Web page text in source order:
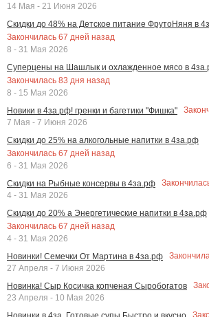
14 Мая - 21 Июня 2026
Скидки до 48% на Детское питание ФрутоНяня в
Закончилась 67 дней назад
8 - 31 Мая 2026
Суперцены на Шашлык и охлажденное мясо в
Закончилась 83 дня назад
8 - 15 Мая 2026
Новики в 4за.рф! гренки и багетики "Фишка"
7 Мая - 7 Июня 2026
Скидки до 25% на алкогольные напитки в 4за.рф
Закончилась 67 дней назад
6 - 31 Мая 2026
Скидки на Рыбные консервы в 4за.рф
4 - 31 Мая 2026
Скидки до 20% а Энергетические напитки в 4за.рф
Закончилась 67 дней назад
4 - 31 Мая 2026
Новинки! Семечки От Мартина в 4за.рф
27 Апреля - 7 Июня 2026
Новинка! Сыр Косичка копченая Сыробогатов
23 Апреля - 10 Мая 2026